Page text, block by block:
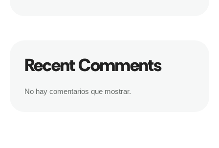
Recent Comments
No hay comentarios que mostrar.